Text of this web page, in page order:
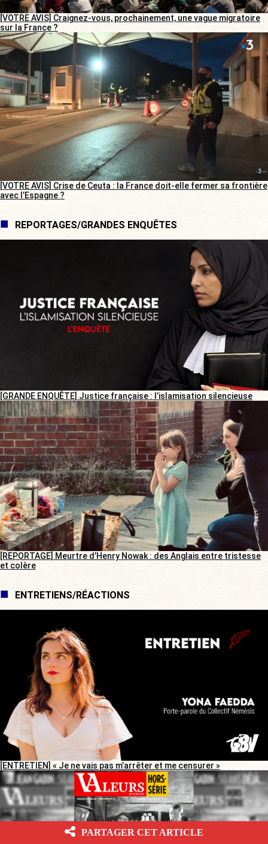
[VOTRE AVIS] Craignez-vous, prochainement, une vague migratoire
sur la France ?
[VOTRE AVIS] Crise de Ceuta : la France doit-elle fermer sa frontière
avec l’Espagne ?
REPORTAGES/GRANDES ENQUÊTES
[GRANDE ENQUÊTE] Justice française : l’islamisation silencieuse
[REPORTAGE] Meurtre d’Henry Nowak : des Anglais entre tristesse
et colère
ENTRETIENS/RÉACTIONS
[ENTRETIEN] « Je ne vais pas m’arrêter et me censurer »
PARTAGER CET ARTICLE